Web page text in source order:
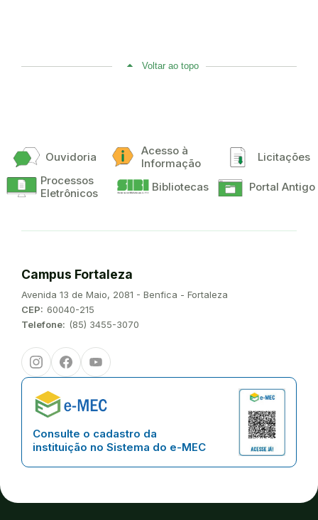
Voltar ao topo
Ouvidoria
Acesso à
Informação
Licitações
Processos
Eletrônicos
Bibliotecas Portal Antigo
Campus Fortaleza
Endereço:
Avenida 13 de Maio, 2081 - Benfica - Fortaleza
CEP: 60040-215
Telefone: (85) 3455-3070
InstagramFacebookYoutube
Consulte o cadastro da
instituição no Sistema do e-MEC